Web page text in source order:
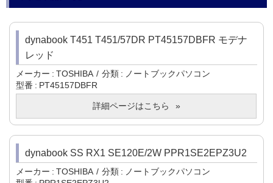
dynabook T451 T451/57DR PT45157DBFR モデナ
レッド
メーカー TOSHIBA 分類
ノートブックパソコン
型番
PT45157DBFR
詳細ページはこちら
dynabook SS RX1 SE120E/2W PPR1SE2EPZ3U2
メーカー TOSHIBA 分類
ノートブックパソコン